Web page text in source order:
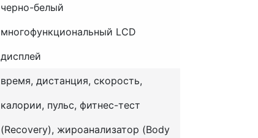
черно-белый
многофункциональный LCD
дисплей
время, дистанция, скорость,
калории, пульс, фитнес-тест
(Recovery), жироанализатор (Body